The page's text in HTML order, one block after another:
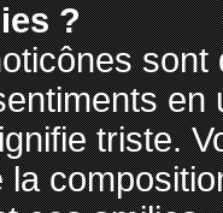
?
triste.